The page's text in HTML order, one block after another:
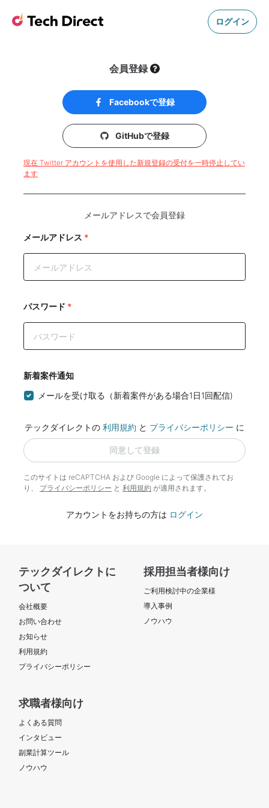
ログイン
会員登録
Facebookで登録
GitHubで登録
現在 Twitter アカウントを使用した新規登録の受付を一時停止してい
ます
メールアドレスで会員登録
メールアドレス *
パスワード *
新着案件通知
メールを受け取る（新着案件がある場合1日1回配信)
テックダイレクトの 利用規約 と プライバシーポリシー に
同意して登録
このサイトは reCAPTCHA および Google によって保護されてお
り、 プライバシーポリシー と 利用規約 が適用されます。
アカウントをお持ちの方は ログイン
テックダイレクトに
ついて
会社概要
お問い合わせ
お知らせ
利用規約
プライバシーポリシー
採用担当者様向け
ご利用検討中の企業様
導入事例
ノウハウ
求職者様向け
よくある質問
インタビュー
副業計算ツール
ノウハウ